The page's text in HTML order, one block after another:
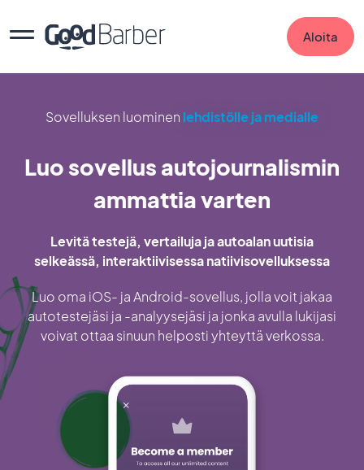
Aloita
Sovelluksen luominen lehdistölle ja medialle
Luo sovellus autojournalismin
ammattia varten
Levitä testejä, vertailuja ja autoalan uutisia
selkeässä, interaktiivisessa natiivisovelluksessa
Luo oma iOS- ja Android-sovellus, jolla voit jakaa
autotestejäsi ja -analyysejäsi ja jonka avulla lukijasi
voivat ottaa sinuun helposti yhteyttä verkossa.